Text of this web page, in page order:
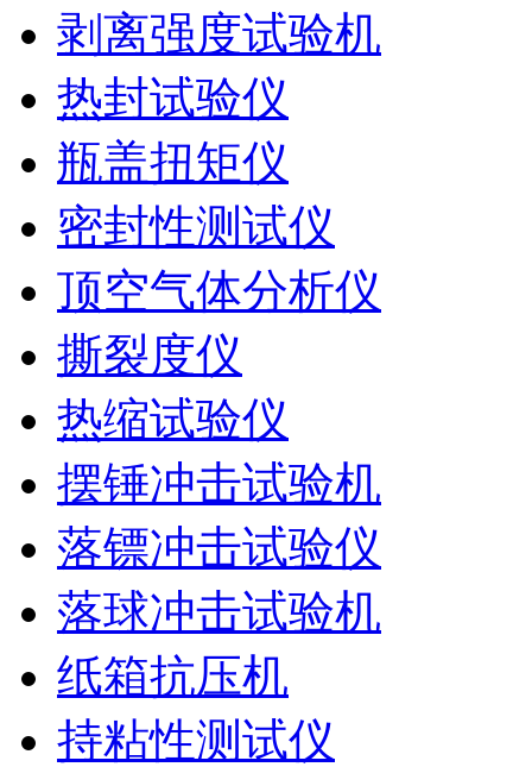
剥离强度试验机
热封试验仪
瓶盖扭矩仪
密封性测试仪
顶空气体分析仪
撕裂度仪
热缩试验仪
摆锤冲击试验机
落镖冲击试验仪
落球冲击试验机
纸箱抗压机
持粘性测试仪